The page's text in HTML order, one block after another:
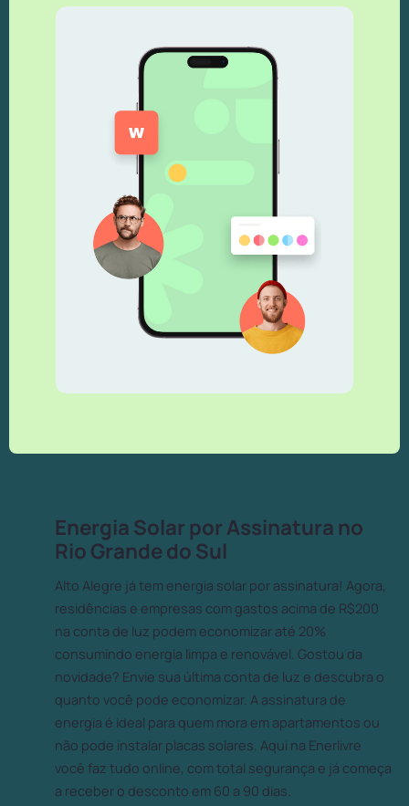
Energia Solar por Assinatura no
Rio Grande do Sul
Alto Alegre já tem energia solar por assinatura! Agora,
residências e empresas com gastos acima de R$200
na conta de luz podem economizar até 20%
consumindo energia limpa e renovável. Gostou da
novidade? Envie sua última conta de luz e descubra o
quanto você pode economizar. A assinatura de
energia é ideal para quem mora em apartamentos ou
não pode instalar placas solares. Aqui na Enerlivre
você faz tudo online, com total segurança e já começa
a receber o desconto em 60 a 90 dias.